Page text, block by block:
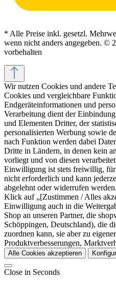
* Alle Preise inkl. gesetzl.
wenn nicht anders angegeben.
vorbehalten
Wir nutzen Cookies und andere
Cookies und vergleichbare
Endgeräteinformationen und
Verarbeitung dient der
und Elementen Dritter, der
personalisierten Werbung sowie
nach Funktion werden dabei
Dritte in Ländern, in denen kein
vorliegt und von diesen
Einwilligung ist stets freiwillig, für
nicht erforderlich und kann
abgelehnt oder widerrufen werden.
Klick auf „[Zustimmen / Alles
Einwilligung auch in die
Shop an unseren Partner, die
Schöppingen, Deutschland), die
zuordnen kann, sie aber zu
Produktverbesserungen,
Alle Cookies akzeptieren
Close in Seconds